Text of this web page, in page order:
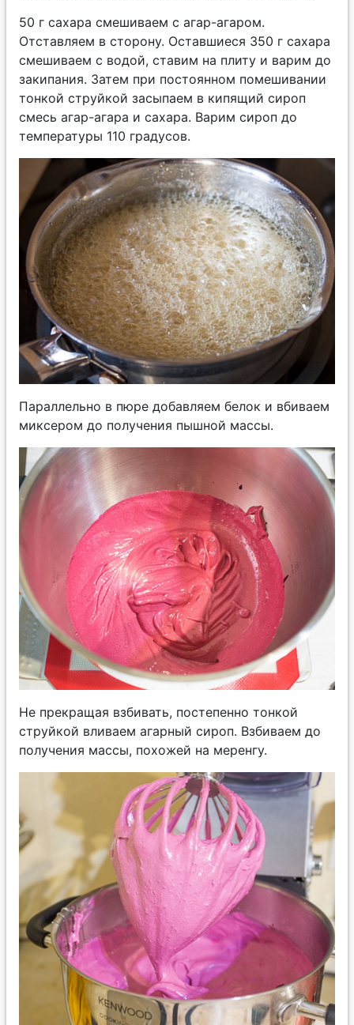
50 г сахара смешиваем с агар-агаром.
Отставляем в сторону. Оставшиеся 350 г сахара
смешиваем с водой, ставим на плиту и варим до
закипания. Затем при постоянном помешивании
тонкой струйкой засыпаем в кипящий сироп
смесь агар-агара и сахара. Варим сироп до
температуры 110 градусов.
Параллельно в пюре добавляем белок и вбиваем
миксером до получения пышной массы.
Не прекращая взбивать, постепенно тонкой
струйкой вливаем агарный сироп. Взбиваем до
получения массы, похожей на меренгу.